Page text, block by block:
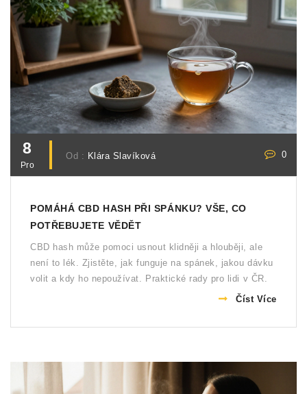
8
Pro
Od : Klára Slavíková 0
POMÁHÁ CBD HASH PŘI SPÁNKU? VŠE, CO
POTŘEBUJETE VĚDĚT
CBD hash může pomoci usnout klidněji a hlouběji, ale
není to lék. Zjistěte, jak funguje na spánek, jakou dávku
volit a kdy ho nepoužívat. Praktické rady pro lidi v ČR.
Číst Více